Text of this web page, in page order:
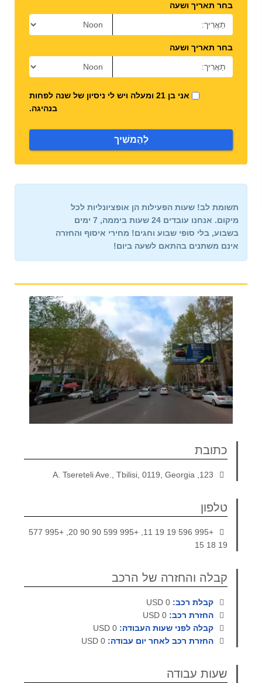
בחר תאריך ושעה
בחר תאריך ושעה
אני בן 21 ומעלה ויש לי ניסיון של שנה לפחות
בנהיגה.
לְהַמשִׁיך
תשומת לב! שעות הפעילות הן אופציונליות לכל
מיקום. אנחנו עובדים 24 שעות ביממה, 7 ימים
בשבוע, בלי סופי שבוע וחגים! מחירי איסוף והחזרה
אינם משתנים בהתאם לשעה ביום!
כתובת
טלפון
+995 596 19 19 11, +995 599 90 90 20, +995 577
19 18 15
קבלה והחזרה של הרכב
קבלת רכב:
החזרת רכב:
קבלה לפני שעות העבודה:
החזרת רכב לאחר יום עבודה:
שעות עבודה